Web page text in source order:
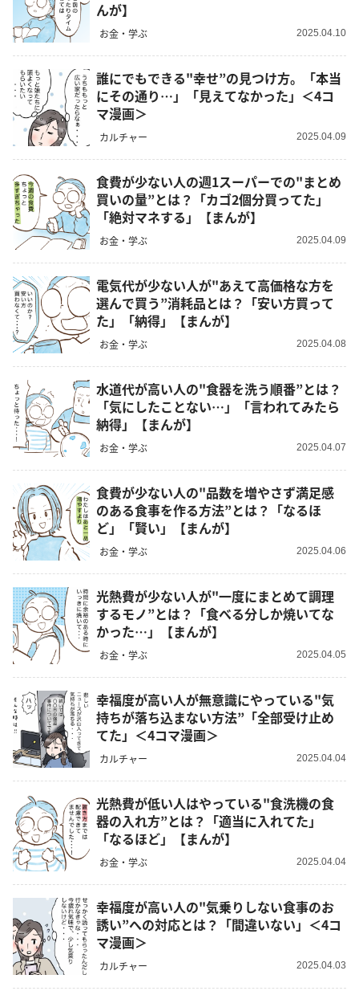
んが】
お金・学ぶ 2025.04.10
誰にでもできる"幸せ”の見つけ方。「本当
にその通り…」「見えてなかった」＜4コ
マ漫画＞
カルチャー 2025.04.09
食費が少ない人の週1スーパーでの"まとめ
買いの量”とは？「カゴ2個分買ってた」
「絶対マネする」【まんが】
お金・学ぶ 2025.04.09
電気代が少ない人が"あえて高価格な方を
選んで買う”消耗品とは？「安い方買って
た」「納得」【まんが】
お金・学ぶ 2025.04.08
水道代が高い人の"食器を洗う順番”とは？
「気にしたことない…」「言われてみたら
納得」【まんが】
お金・学ぶ 2025.04.07
食費が少ない人の"品数を増やさず満足感
のある食事を作る方法”とは？「なるほ
ど」「賢い」【まんが】
お金・学ぶ 2025.04.06
光熱費が少ない人が"一度にまとめて調理
するモノ”とは？「食べる分しか焼いてな
かった…」【まんが】
お金・学ぶ 2025.04.05
幸福度が高い人が無意識にやっている"気
持ちが落ち込まない方法”「全部受け止め
てた」＜4コマ漫画＞
カルチャー 2025.04.04
光熱費が低い人はやっている"食洗機の食
器の入れ方”とは？「適当に入れてた」
「なるほど」【まんが】
お金・学ぶ 2025.04.04
幸福度が高い人の"気乗りしない食事のお
誘い”への対応とは？「間違いない」＜4コ
マ漫画＞
カルチャー 2025.04.03